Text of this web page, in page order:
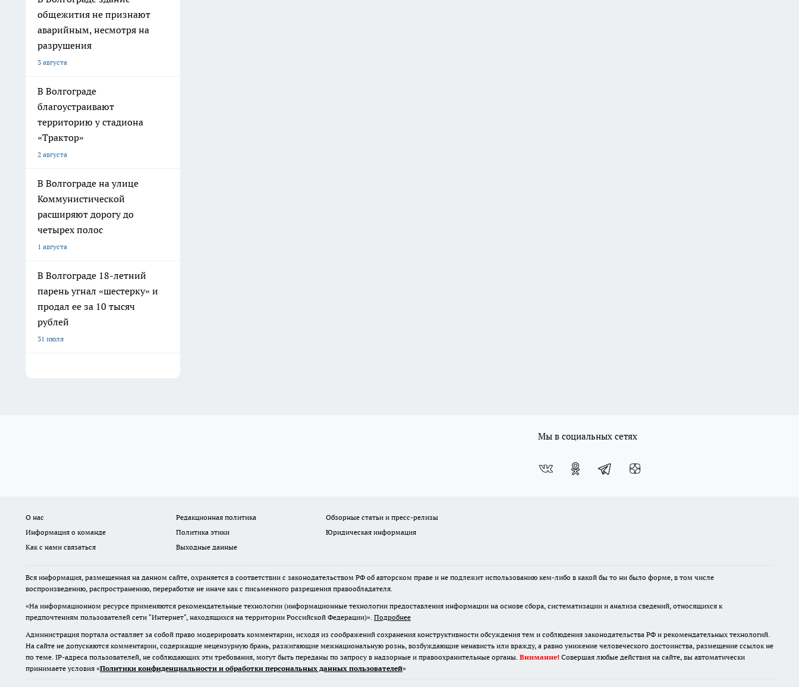
общежития не признают
аварийным, несмотря на
разрушения
3 августа
В Волгограде
благоустраивают
территорию у стадиона
«Трактор»
2 августа
В Волгограде на улице
Коммунистической
расширяют дорогу до
четырех полос
1 августа
В Волгограде 18-летний
парень угнал «шестерку» и
продал ее за 10 тысяч
рублей
31 июля
Мы в социальных сетях
О нас Редакционная политика
Обзорные статьи и пресс-релизы
Информация о команде
Политика этики
Юридическая информация
Как с нами связаться
Выходные данные
Вся информация, размещенная на данном сайте, охраняется в соответствии с законодательством РФ об авторском праве и не подлежит использованию кем-либо в какой бы то ни было форме, в том числе
воспроизведению, распространению, переработке не иначе как с письменного разрешения правообладателя.
«На информационном ресурсе применяются рекомендательные технологии (информационные технологии предоставления информации на основе сбора, систематизации и анализа сведений, относящихся к
предпочтениям пользователей сети "Интернет", находящихся на территории Российской Федерации)». Подробнее
Администрация портала оставляет за собой право модерировать комментарии, исходя из соображений сохранения конструктивности обсуждения тем и соблюдения законодательства РФ и рекомендательных технологий.
На сайте не допускаются комментарии, содержащие нецензурную брань, разжигающие межнациональную рознь, возбуждающие ненависть или вражду, а равно унижение человеческого достоинства, размещение ссылок не
по теме. IP-адреса пользователей, не соблюдающих эти требования, могут быть переданы по запросу в надзорные и правоохранительные органы. Внимание! Совершая любые действия на сайте, вы автоматически
принимаете условия «Политики конфиденциальности и обработки персональных данных пользователей»